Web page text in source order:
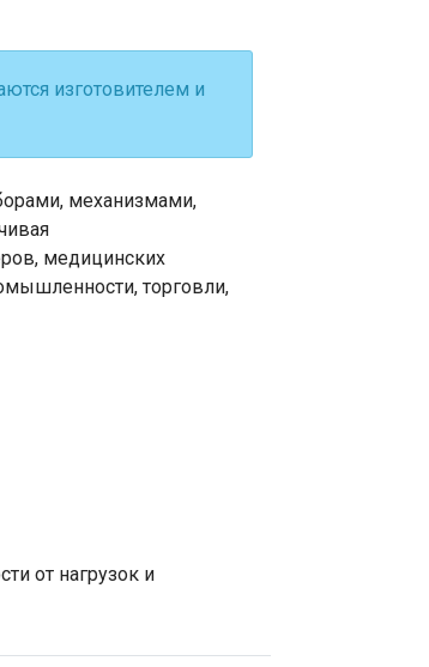
изготовителем и
механизмами,
медицинских
торговли,
от нагрузок и